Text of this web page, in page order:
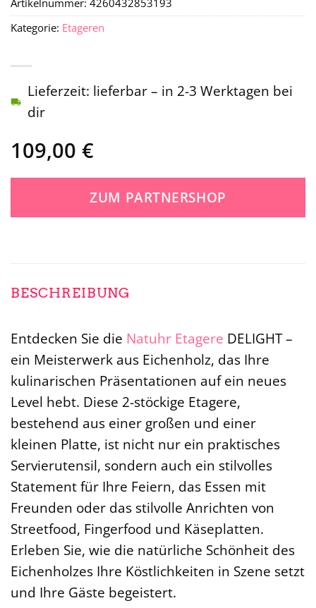
109,00 €
Lieferzeit: lieferbar – in 2-3 Werktagen bei
dir
ZUM PARTNERSHOP
Artikelnummer: 4260432853193
Kategorie: Etageren
BESCHREIBUNG
Entdecken Sie die Natuhr Etagere DELIGHT –
ein Meisterwerk aus Eichenholz, das Ihre
kulinarischen Präsentationen auf ein neues
Level hebt. Diese 2-stöckige Etagere,
bestehend aus einer großen und einer
kleinen Platte, ist nicht nur ein praktisches
Servierutensil, sondern auch ein stilvolles
Statement für Ihre Feiern, das Essen mit
Freunden oder das stilvolle Anrichten von
Streetfood, Fingerfood und Käseplatten.
Erleben Sie, wie die natürliche Schönheit des
Eichenholzes Ihre Köstlichkeiten in Szene setzt
und Ihre Gäste begeistert.